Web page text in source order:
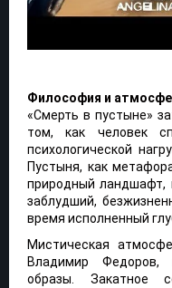
Философия и
«Смерть в пустыне»
том, как человек
психологической
Пустыня, как
природный ландшафт,
заблудший,
время исполненный
Мистическая
Владимир Федоров,
образы. Закатное